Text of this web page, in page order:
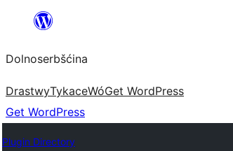
wopśimjeśeju
Dolnoserbšćina
DrastwyTykaceWóGet WordPress
Get WordPress
Plugin Directory